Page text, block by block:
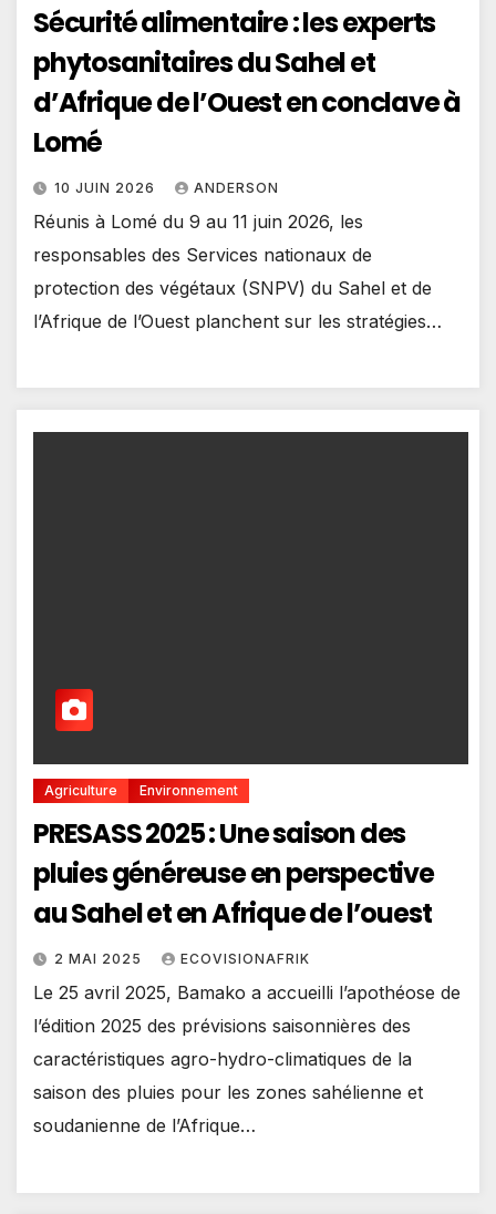
Sécurité alimentaire : les experts
phytosanitaires du Sahel et
d’Afrique de l’Ouest en conclave à
Lomé
10 JUIN 2026 ANDERSON
Réunis à Lomé du 9 au 11 juin 2026, les
responsables des Services nationaux de
protection des végétaux (SNPV) du Sahel et de
l’Afrique de l’Ouest planchent sur les stratégies…
Agriculture Environnement
PRESASS 2025 : Une saison des
pluies généreuse en perspective
au Sahel et en Afrique de l’ouest
2 MAI 2025 ECOVISIONAFRIK
Le 25 avril 2025, Bamako a accueilli l’apothéose de
l’édition 2025 des prévisions saisonnières des
caractéristiques agro-hydro-climatiques de la
saison des pluies pour les zones sahélienne et
soudanienne de l’Afrique…